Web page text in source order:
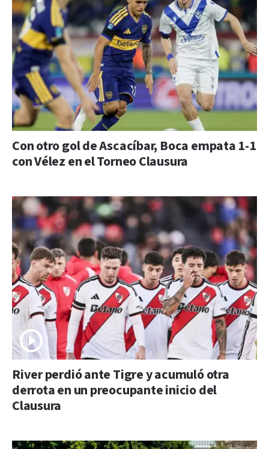
Con otro gol de Ascacíbar, Boca empata 1-1
con Vélez en el Torneo Clausura
River perdió ante Tigre y acumuló otra
derrota en un preocupante inicio del
Clausura